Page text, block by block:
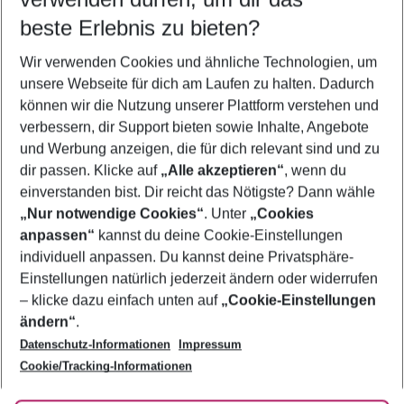
5-8 Nächte
2 Erwachsene Keine Kinder
Mehr Filter anzeigen
Footer
Footer navigation
Über uns
AGB
Bestpreisgarantie
Cookie-Einstellungen ändern
Cookie-Richtlinie
Agenturbetreuung
Barrierefreies Reisen
Folge uns
beste Erlebnis zu bieten?
Wir verwenden Cookies und ähnliche Technologien, um
unsere Webseite für dich am Laufen zu halten. Dadurch
können wir die Nutzung unserer Plattform verstehen und
verbessern, dir Support bieten sowie Inhalte, Angebote
und Werbung anzeigen, die für dich relevant sind und zu
dir passen. Klicke auf „Alle akzeptieren“, wenn du
einverstanden bist. Dir reicht das Nötigste? Dann wähle
„Nur notwendige Cookies“. Unter „Cookies
anpassen“ kannst du deine Cookie-Einstellungen
individuell anpassen. Du kannst deine Privatsphäre-
Einstellungen natürlich jederzeit ändern oder widerrufen
– klicke dazu einfach unten auf „Cookie-Einstellungen
ändern“.
Datenschutz-Informationen
Impressum
Cookie/Tracking-Informationen